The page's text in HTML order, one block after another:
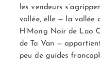
les vendeurs
vallée, elle — la vallée
H’Mong Noir de Lao
de Ta Van —
peu de guides